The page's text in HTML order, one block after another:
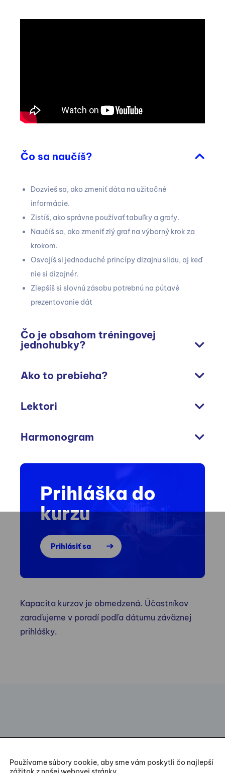
Čo sa naučíš?
Dozvieš sa, ako zmeniť dáta na užitočné
informácie.
Zistíš, ako správne používať tabuľky a grafy.
Naučíš sa, ako zmeniť zlý graf na výborný krok za
krokom.
Osvojíš si jednoduché princípy dizajnu slidu, aj keď
nie si dizajnér.
Zlepšíš si slovnú zásobu potrebnú na pútavé
prezentovanie dát
Čo je obsahom tréningovej
jednohubky?
Ako to prebieha?
Lektori
Harmonogram
Prihláška do
kurzu
Prihlásiť sa
Kapacita kurzov je obmedzená. Účastníkov
zaraďujeme v poradí podľa dátumu záväznej
prihlášky.
Odporúčame aj
Používame súbory cookie, aby sme vám poskytli čo najlepší